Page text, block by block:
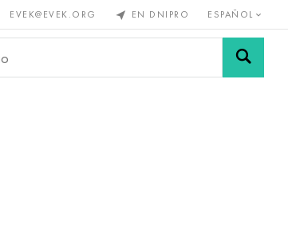
EVEK@EVEK.ORG EN DNIPRO ESPAÑOL
Aleación de Mallas y